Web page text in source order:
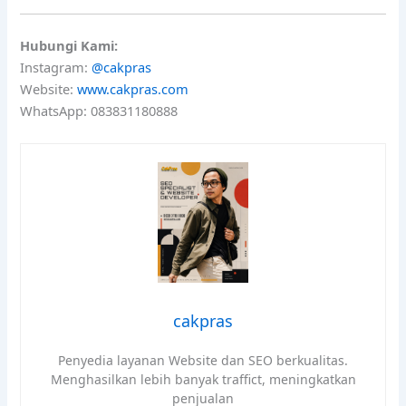
Hubungi Kami:
Instagram:@cakpras
Website:www.cakpras.com
WhatsApp: 083831180888
cakpras
Penyedia layanan Website dan SEO berkualitas.
Menghasilkan lebih banyak traffict, meningkatkan
penjualan